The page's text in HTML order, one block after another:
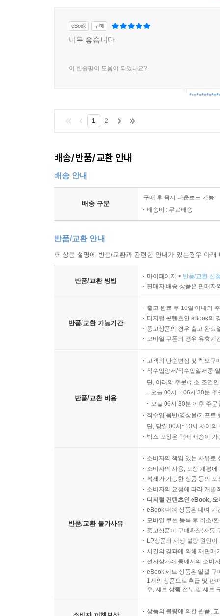
eBook 구매
너무 좋습니다
이 한줄평이 도움이 되었나요?
1 2
배송/반품/교환 안내
배송 안내
배송 구분
구매 후 즉시 다운로드 가능
배송비 : 무료배송
반품/교환 안내
※ 상품 설명에 반품/교환과 관련한 안내가 있는경우 아
반품/교환 방법
마이페이지 > 반품/교환 신
판매자 배송 상품은 판매자
반품/교환 가능기간
출고 완료 후 10일 이내의
디지털 콘텐츠인 eBook의
중고상품의 경우 출고 완료
모바일 쿠폰의 경우 유효기
반품/교환 비용
고객의 단순변심 및 착오구
직수입양서/직수입일서중
단, 아래의 주문/취소 조건
오늘 00시 ~ 06시 30분
오늘 06시 30분 이후 주
직수입 음반/영상물/기프트
단, 당일 00시~13시 사이의
박스 포장은 택배 배송이
반품/교환 불가사유
소비자의 책임 있는 사유로
소비자의 사용, 포장 개봉
복제가 가능한 상품 등의
소비자의 요청에 따라 개별
디지털 컨텐츠인 eBook,
eBook 대여 상품은 대여 기
모바일 쿠폰 등록 후 취소/
중고상품이 구매확정(자동
LP상품의 재생 불량 원인
시간의 경과에 의해 재판매
전자상거래 등에서의 소비
eBook 세트 상품은 일괄 구
1개의 상품으로 취급 및 판
우, 세트 상품 전부 및 세트
상품의 불량에 의한 반품,